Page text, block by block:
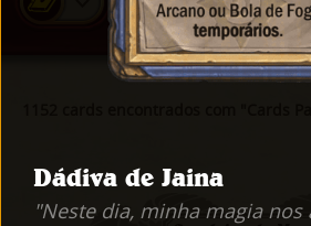
Dádiva de Jaina
"Neste dia, minha magia